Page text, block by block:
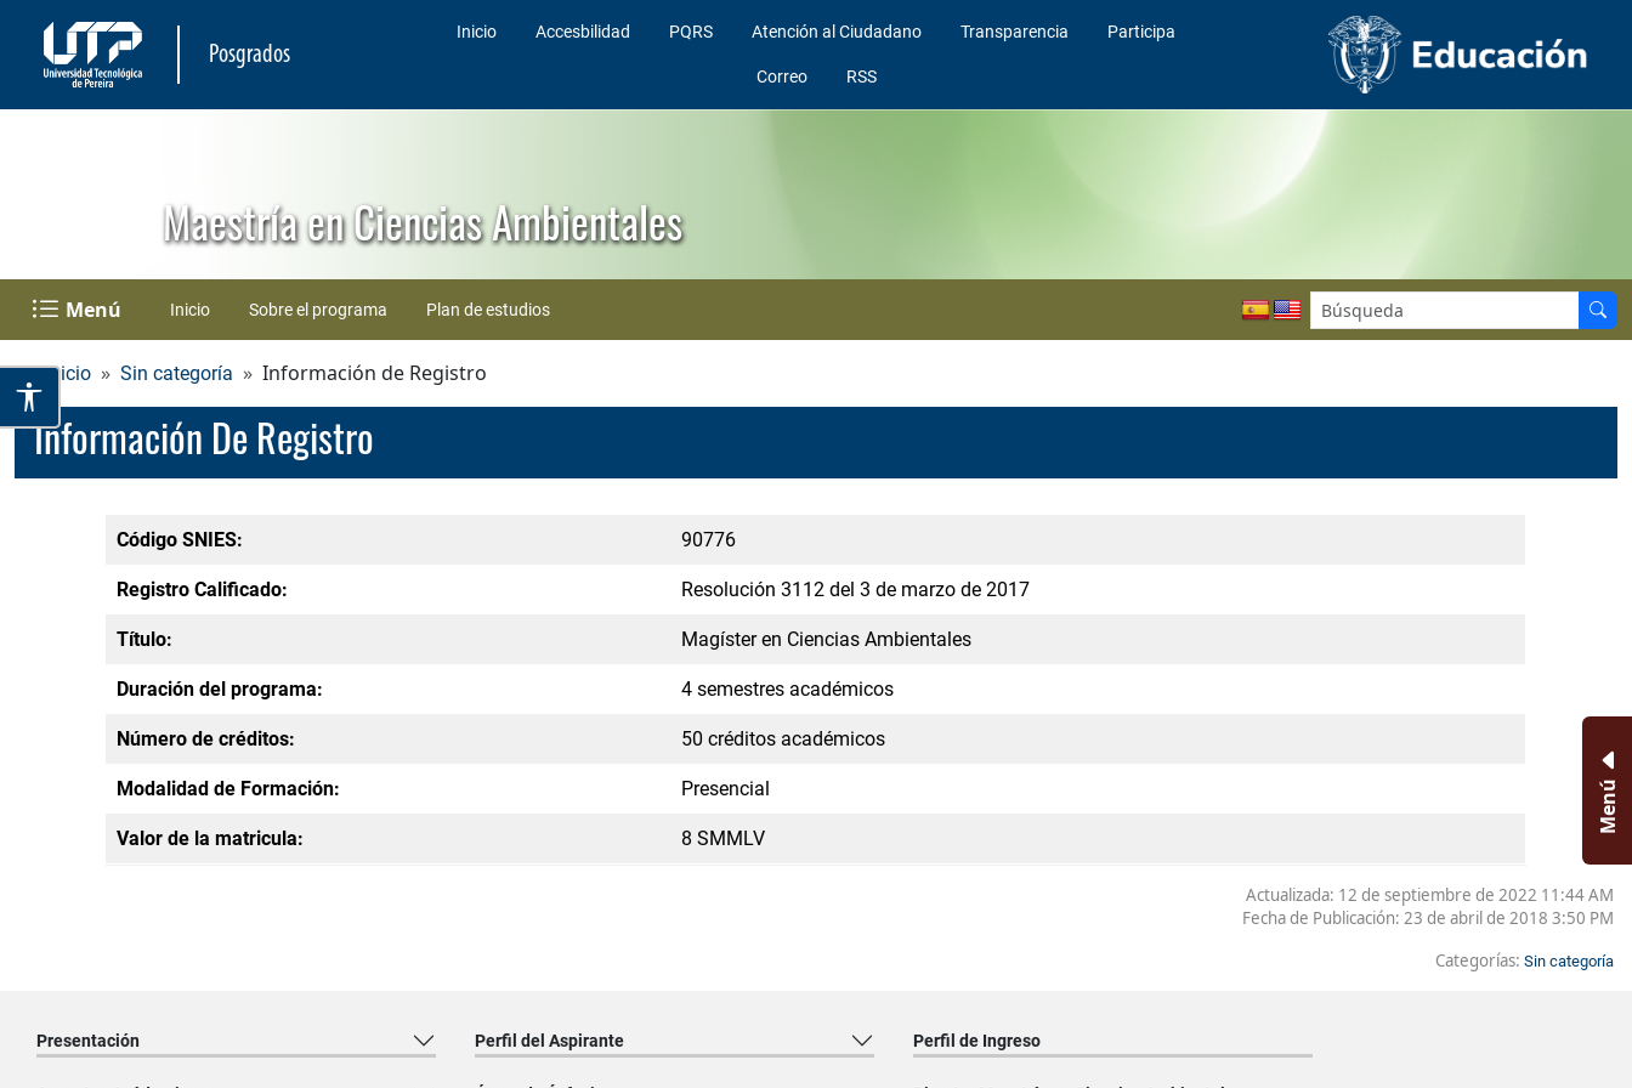
Posgrados
Inicio Accesbilidad PQRS Atención al Ciudadano Transparencia Participa
Correo RSS
Maestría en Ciencias Ambientales
Menú Inicio Sobre el programa Plan de estudios
Inicio Sin categoría Información de Registro
Información De Registro
Código SNIES: 90776
Registro Calificado: Resolución 3112 del 3 de marzo de 2017
Título: Magíster en Ciencias Ambientales
Duración del programa: 4 semestres académicos
Número de créditos: 50 créditos académicos
Modalidad de Formación: Presencial
Valor de la matricula: 8 SMMLV
Actualizada: 12 de septiembre de 2022 11:44 AM
Fecha de Publicación: 23 de abril de 2018 3:50 PM
Categorías: Sin categoría
Menú
Presentación Perfil del Aspirante Perfil de Ingreso